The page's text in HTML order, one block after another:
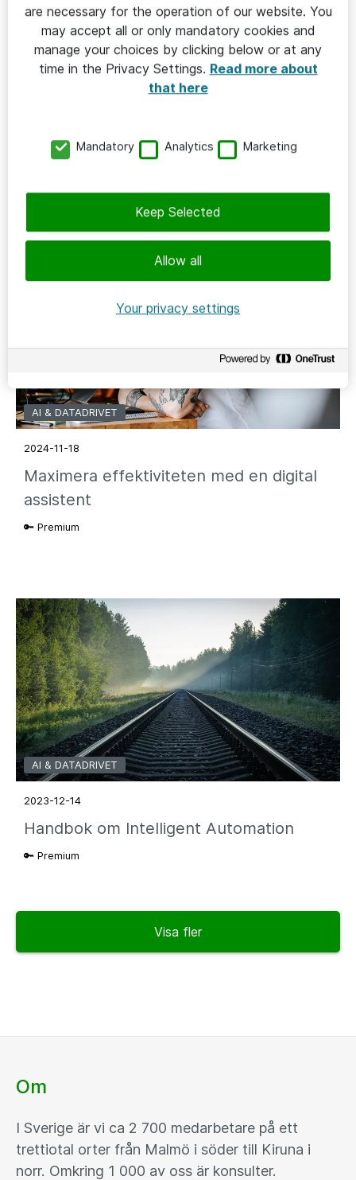
AI & DATADRIVET
sekretessbelagda uppgifter
AI & DATADRIVET
2024-11-18
Maximera effektiviteten med en digital
assistent
🔑 Premium
AI & DATADRIVET
2023-12-14
Handbok om Intelligent Automation
🔑 Premium
Visa fler
Om
I Sverige är vi ca 2 700 medarbetare på ett
trettiotal orter från Malmö i söder till Kiruna i
norr. Omkring 1 000 av oss är konsulter.
are necessary for the operation of our website. You
may accept all or only mandatory cookies and
manage your choices by clicking below or at any
time in the Privacy Settings. Read more about
that here
Mandatory Analytics Marketing
Allow all
Keep Selected
Your privacy settings